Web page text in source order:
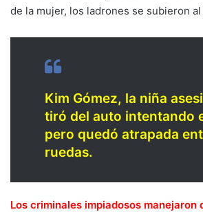
de la mujer, los ladrones se subieron
Kim Gómez, la niña
tiró del auto intentando
pero quedó atrapada
ruedas.
Los criminales impiadosos manejaron